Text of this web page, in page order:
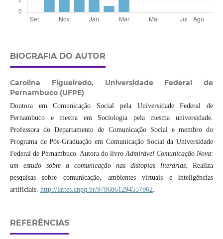
BIOGRAFIA DO AUTOR
Carolina Figueiredo, Universidade Federal de
Pernambuco (UFPE)
Doutora em Comunicação Social pela Universidade Federal de
Pernambuco e mestra em Sociologia pela mesma universidade.
Professora do Departamento de Comunicação Social e membro do
Programa de Pós-Graduação em Comunicação Social da Universidade
Federal de Pernambuco. Autora do livroAdmirável Comunicação Nova:
um estudo sobre a comunicação nas distopias literárias. Realiza
pesquisas sobre comunicação, ambientes virtuais e inteligências
artificiais. http://lattes.cnpq.br/9786861294557962.
REFERÊNCIAS